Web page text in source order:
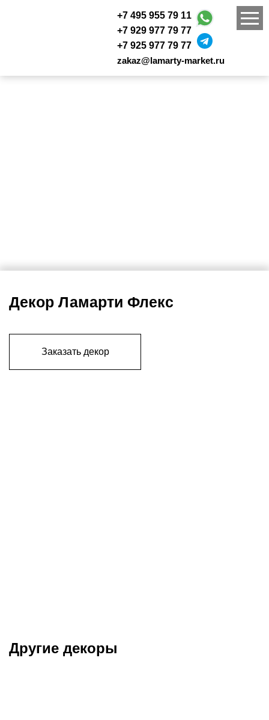
+7 495 955 79 11
+7 929 977 79 77
+7 925 977 79 77
zakaz@lamarty-market.ru
Декор Ламарти Флекс
Заказать декор
Другие декоры